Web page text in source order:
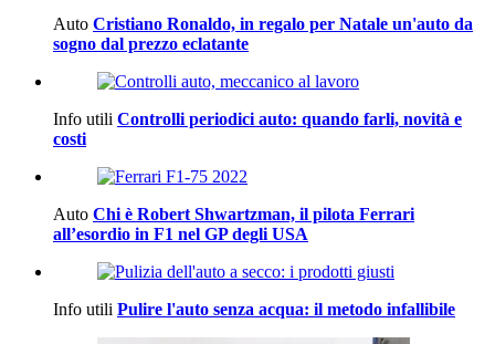
Auto Cristiano Ronaldo, in regalo per Natale un'auto da
sogno dal prezzo eclatante
Info utili Controlli periodici auto: quando farli, novità e
costi
Auto Chi è Robert Shwartzman, il pilota Ferrari
all’esordio in F1 nel GP degli USA
Info utili Pulire l'auto senza acqua: il metodo infallibile